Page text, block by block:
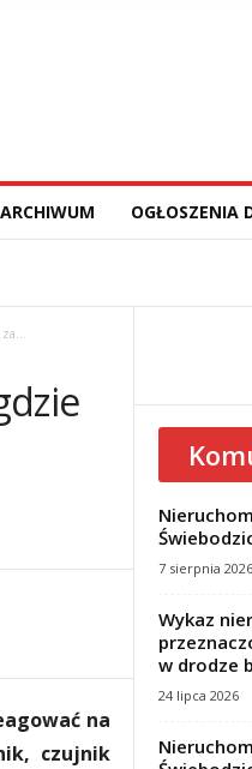
ARCHIWUM OGŁOSZENIA
na
czujnik
7 sierpnia 2026
Wykaz
w drodze
24 lipca 2026